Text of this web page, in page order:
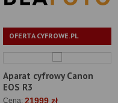
OFERTA CYFROWE.PL
Aparat cyfrowy Canon
EOS R3
Cena: 21999 zł